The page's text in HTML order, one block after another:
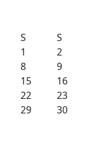
S
S
1
2
8
9
15
16
22
23
29
30